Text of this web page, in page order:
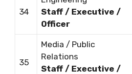
34
Staff / Executive /
Officer
35
Media / Public
Relations
Staff / Executive /